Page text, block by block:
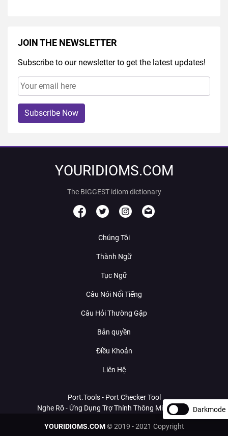
JOIN THE NEWSLETTER
Subscribe to our newsletter to get the latest updates!
Subscribe Now
YOURIDIOMS.COM
The BIGGEST idiom dictionary
Chúng Tôi
Thành Ngữ
Tục Ngữ
Câu Nói Nổi Tiếng
Câu Hỏi Thường Gặp
Bản quyền
Điều Khoản
Liên Hệ
Port.Tools - Port Checker Tool
Nghe Rõ - Ứng Dụng Trợ Thính Thông Minh Với AI
YOURIDIOMS.COM© 2019 - 2021 Copyright
Darkmode